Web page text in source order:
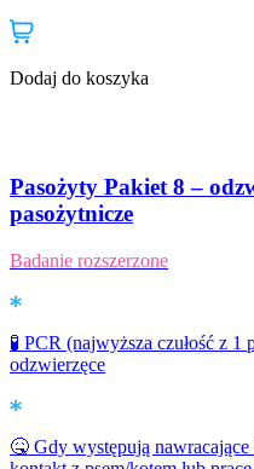
Dodaj do koszyka
Pasożyty Pakiet 8 –
pasożytnicze
Badanie rozszerzone
🧪 PCR (najwyższa czułość z
odzwierzęce
🤒 Gdy występują